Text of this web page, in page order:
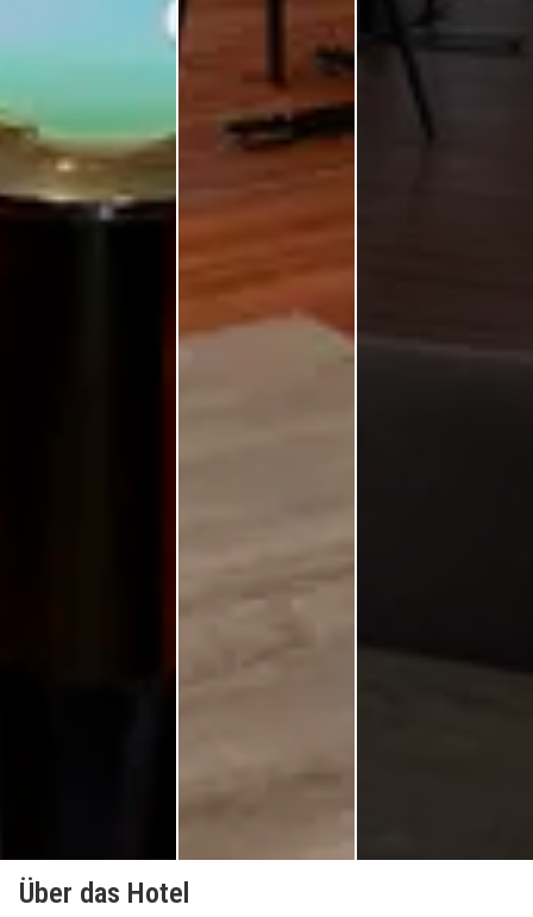
Über das Hotel